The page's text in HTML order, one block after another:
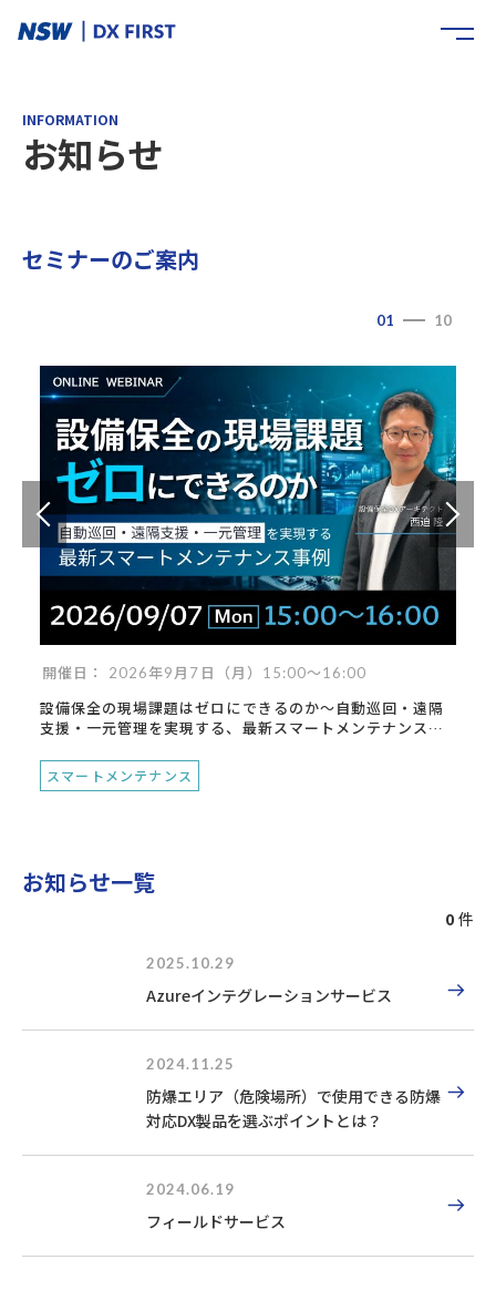
INFORMATION
お知らせ
セミナーのご案内
01 10
開催日： 2026年9月7日（月）15:00～16:00
設備保全の現場課題はゼロにできるのか～自動巡回・遠隔
支援・一元管理を実現する、最新スマートメンテナンス事
スマートメンテナンス
お知らせ一覧
0 件
2025.10.29
Azureインテグレーションサービス
2024.11.25
防爆エリア（危険場所）で使用できる防爆
対応DX製品を選ぶポイントとは？
2024.06.19
フィールドサービス